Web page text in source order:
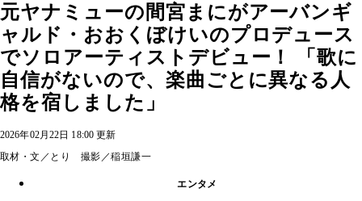
元ヤナミューの間宮まにがアーバンギ
ャルド・おおくぼけいのプロデュース
でソロアーティストデビュー！ 「歌に
自信がないので、楽曲ごとに異なる人
格を宿しました」
2026年02月22日 18:00 更新
取材・文／とり 撮影／稲垣謙一
エンタメ